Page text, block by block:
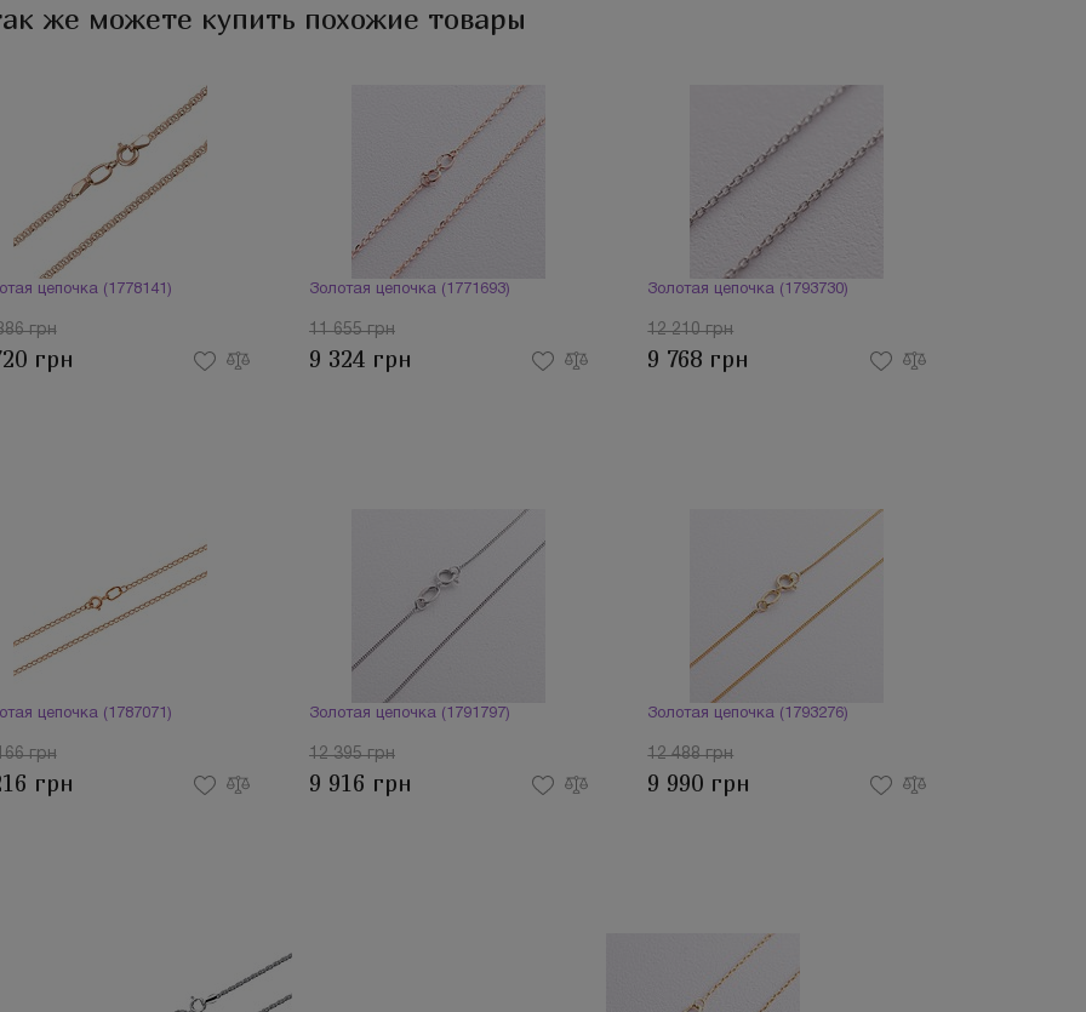
же можете купить похожие товары
цепочка (1778141)
грн
грн
Золотая цепочка (1771693)
11 655 грн
9 324 грн
Золотая цепочка (1793730)
12 210 грн
9 768 грн
цепочка (1787071)
грн
грн
Золотая цепочка (1791797)
12 395 грн
9 916 грн
Золотая цепочка (1793276)
12 488 грн
9 990 грн